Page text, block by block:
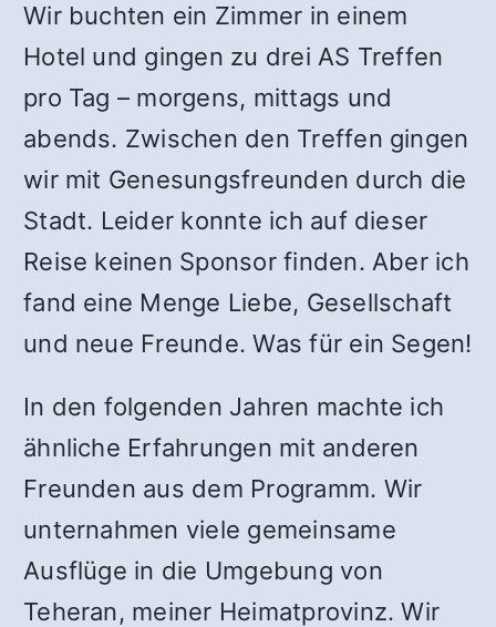
Wir buchten ein Zimmer in einem
Hotel und gingen zu drei AS Treffen
pro Tag – morgens, mittags und
abends. Zwischen den Treffen gingen
wir mit Genesungsfreunden durch die
Stadt. Leider konnte ich auf dieser
Reise keinen Sponsor finden. Aber ich
fand eine Menge Liebe, Gesellschaft
und neue Freunde. Was für ein Segen!
In den folgenden Jahren machte ich
ähnliche Erfahrungen mit anderen
Freunden aus dem Programm. Wir
unternahmen viele gemeinsame
Ausflüge in die Umgebung von
Teheran, meiner Heimatprovinz. Wir